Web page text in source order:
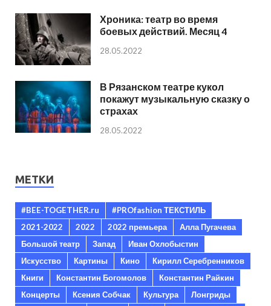
Хроника: театр во время
боевых действий. Месяц 4
28.05.2022
В Рязанском театре кукол
покажут музыкальную сказку о
страхах
28.05.2022
МЕТКИ
#BEE-TOGETHER.ru
#PROfashion ТЕКСТИЛЬ
2021-2022
2022 2022 премьера
Алла Пугачева
Большой театр
Запад
Иван Охлобыстин
Искусство
Картины Кино
Кирилл Серебренников
Книги
Константин Богомолов
Константин Райкин
Концерты
Ксения Собчак Культура
Лонгриды